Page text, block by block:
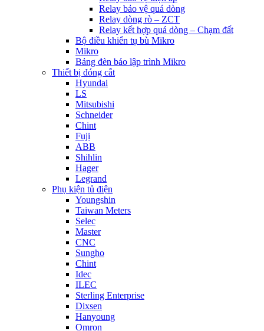
Relay bảo vệ quá dòng
Relay dòng rò – ZCT
Relay kết hợp quá dòng – Chạm đất
Bộ điều khiển tụ bù Mikro
Mikro
Bảng đèn báo lập trình Mikro
Thiết bị đóng cắt
Hyundai
LS
Mitsubishi
Schneider
Chint
Fuji
ABB
Shihlin
Hager
Legrand
Phụ kiện tủ điện
Youngshin
Taiwan Meters
Selec
Master
CNC
Sungho
Chint
Idec
ILEC
Sterling Enterprise
Dixsen
Hanyoung
Omron